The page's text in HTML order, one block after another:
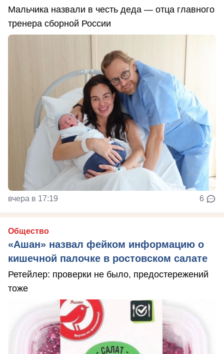
Мальчика назвали в честь деда — отца главного
тренера сборной России
вчера в 17:19 6
Общество
«Ашан» назвал фейком информацию о
кишечной палочке в ростовском салате
Ретейлер: проверки не было, предостережений
тоже